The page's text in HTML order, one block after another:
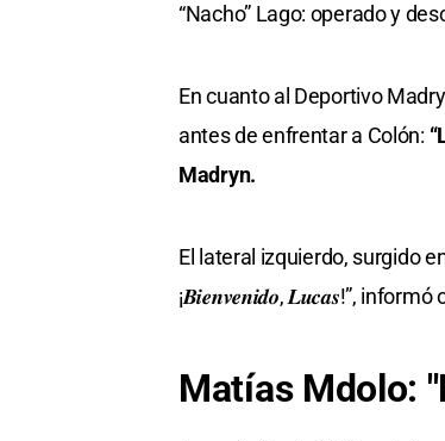
“Nacho” Lago: operado y
En cuanto al Deportivo
antes de enfrentar a Colón:
Madryn.
El lateral izquierdo, surgido
¡𝑩𝒊𝒆𝒏𝒗𝒆𝒏𝒊𝒅𝒐, 𝑳𝒖𝒄𝒂𝒔!”,
Matías Mdolo: